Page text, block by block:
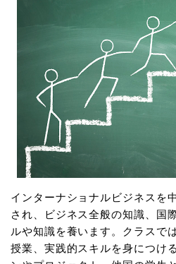
インターナショナルビジネスを
され、ビジネス全般の知識、国
ルや知識を養います。クラスで
授業、実践的スキルを身につけ